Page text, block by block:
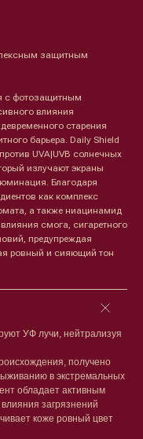
защитным
с фотозащитным
влияния
старения
барьера. Daily Shield
UVA|UVB солнечных
излучают экраны
Благодаря
как комплекс
а также ниацинамид
смога, сигаретного
предупреждая
ровный и сияющий тон
УФ лучи, нейтрализуя
получено
в экстремальных
обладает активным
загрязнений
коже ровный цвет